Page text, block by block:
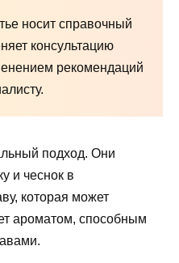
носит справочный
консультацию
рекомендаций
подход. Они
и чеснок в
которая может
ароматом, способным